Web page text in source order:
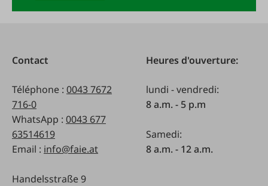
Contact
Téléphone : 0043 7672
716-0
WhatsApp : 0043 677
63514619
Email : info@faie.at
Handelsstraße 9
Heures d'ouverture:
lundi - vendredi:
8 a.m. - 5 p.m
Samedi:
8 a.m. - 12 a.m.